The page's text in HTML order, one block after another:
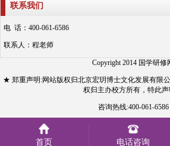
联系我们
电 话：400-061-6586
联系人：程老师
Copyright 2014 国学研修
★ 郑重声明:网站版权归北京宏玥博士文化发展有限
权归主办校方所有，特此声
咨询热线:400-061-6586
京ICP备12003388号-11
首页 电话咨询